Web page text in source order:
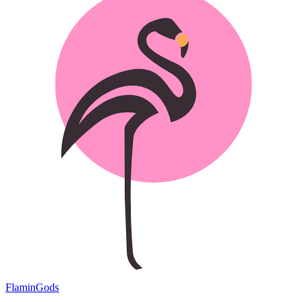
FlaminGods